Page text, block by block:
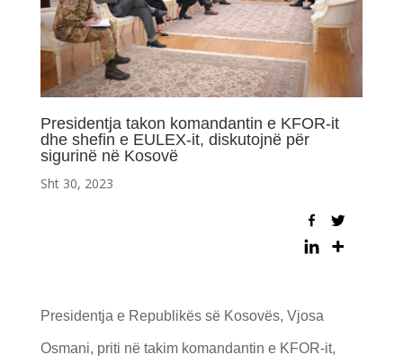
Presidentja takon komandantin e KFOR-it
dhe shefin e EULEX-it, diskutojnë për
sigurinë në Kosovë
Sht 30, 2023
Presidentja e Republikës së Kosovës, Vjosa
Osmani, priti në takim komandantin e KFOR-it,